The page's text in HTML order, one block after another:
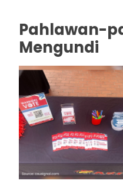
Pahlawan-
Mengundi